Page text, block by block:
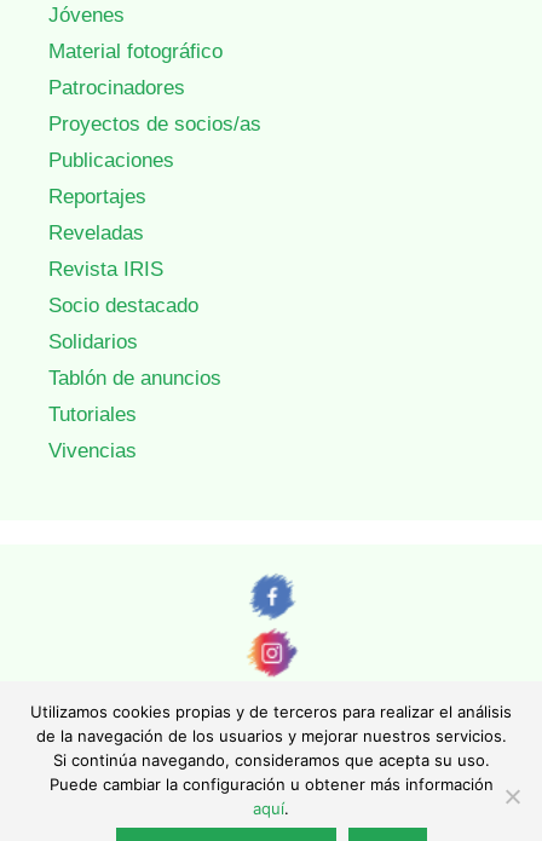
Jóvenes
Material fotográfico
Patrocinadores
Proyectos de socios/as
Publicaciones
Reportajes
Reveladas
Revista IRIS
Socio destacado
Solidarios
Tablón de anuncios
Tutoriales
Vivencias
© AEFONA 2011- 2026 | Todas las imágenes y textos son propiedad de sus
autores. Queda totalmente prohibida su reproducción.
Política de privacidad
Utilizamos cookies propias y de terceros para realizar el análisis
de la navegación de los usuarios y mejorar nuestros servicios.
Si continúa navegando, consideramos que acepta su uso.
Puede cambiar la configuración u obtener más información
aquí.